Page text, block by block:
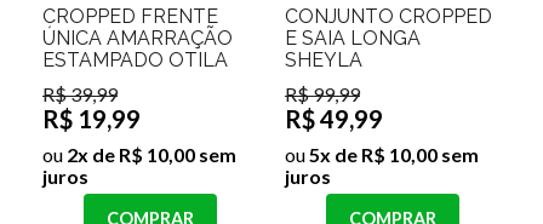
CROPPED FRENTE
ÚNICA AMARRAÇÃO
ESTAMPADO OTILA
R$ 39,99
R$ 19,99
ou 2x de R$ 10,00 sem
juros
COMPRAR
CONJUNTO CROPPED
E SAIA LONGA
SHEYLA
R$ 99,99
R$ 49,99
ou5x de R$ 10,00 sem
juros
COMPRAR